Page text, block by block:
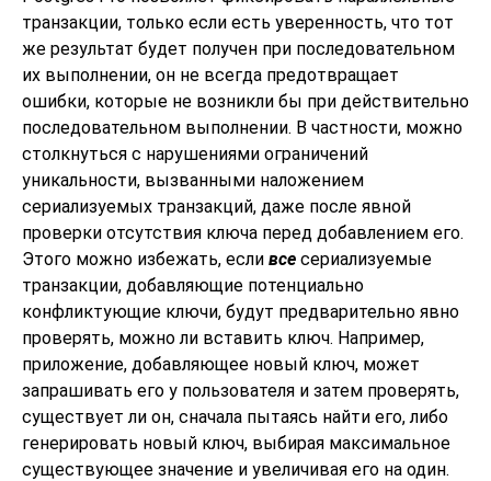
транзакции, только если есть уверенность, что тот
же результат будет получен при последовательном
их выполнении, он не всегда предотвращает
ошибки, которые не возникли бы при действительно
последовательном выполнении. В частности, можно
столкнуться с нарушениями ограничений
уникальности, вызванными наложением
сериализуемых транзакций, даже после явной
проверки отсутствия ключа перед добавлением его.
Этого можно избежать, если все сериализуемые
транзакции, добавляющие потенциально
конфликтующие ключи, будут предварительно явно
проверять, можно ли вставить ключ. Например,
приложение, добавляющее новый ключ, может
запрашивать его у пользователя и затем проверять,
существует ли он, сначала пытаясь найти его, либо
генерировать новый ключ, выбирая максимальное
существующее значение и увеличивая его на один.